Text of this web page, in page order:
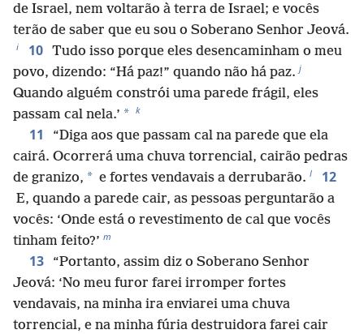
de Israel, nem voltarão à terra de Israel; e vocês
terão de saber que eu sou o Soberano Senhor Jeová.
i 10 Tudo isso porque eles desencaminham o meu
povo, dizendo: “Há paz!” quando não há paz. j
Quando alguém constrói uma parede frágil, eles
passam cal nela.’ * k
11
“Diga aos que passam cal na parede que ela
cairá. Ocorrerá uma chuva torrencial, cairão pedras
de granizo, * e fortes vendavais a derrubarão. l 12
E, quando a parede cair, as pessoas perguntarão a
vocês: ‘Onde está o revestimento de cal que vocês
tinham feito?’ m
13
“Portanto, assim diz o Soberano Senhor
Jeová: ‘No meu furor farei irromper fortes
vendavais, na minha ira enviarei uma chuva
torrencial, e na minha fúria destruidora farei cair